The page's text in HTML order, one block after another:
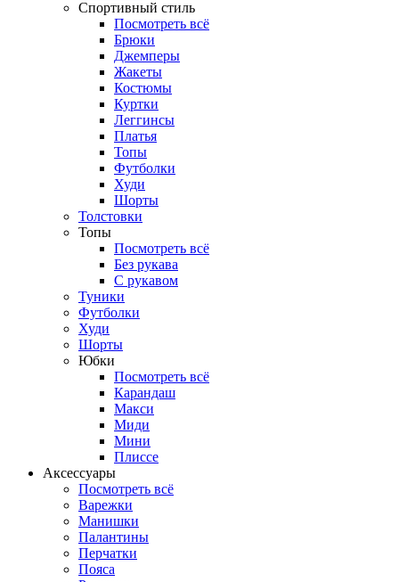
Спортивный стиль
Посмотреть всё
Брюки
Джемперы
Жакеты
Костюмы
Куртки
Леггинсы
Платья
Топы
Футболки
Худи
Шорты
Толстовки
Топы
Посмотреть всё
Без рукава
С рукавом
Туники
Футболки
Худи
Шорты
Юбки
Посмотреть всё
Карандаш
Макси
Миди
Мини
Плиссе
Аксессуары
Посмотреть всё
Варежки
Манишки
Палантины
Перчатки
Пояса